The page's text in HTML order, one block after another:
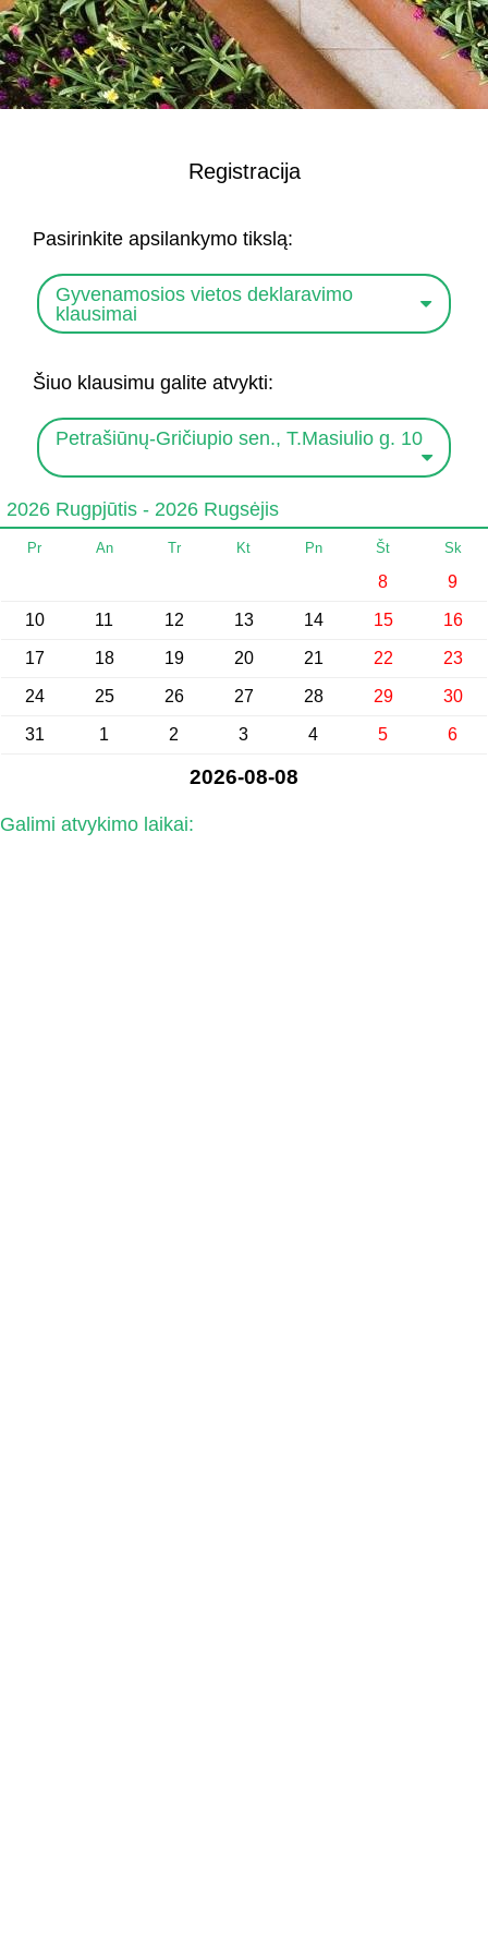
Registracija
Pasirinkite apsilankymo tikslą:
Gyvenamosios vietos deklaravimo
klausimai
Šiuo klausimu galite atvykti:
Petrašiūnų-Gričiupio sen., T.Masiulio g. 10
2026 Rugpjūtis - 2026 Rugsėjis
Pr An Tr Kt Pn Št Sk
8 9
10 11 12 13 14 15 16
17 18 19 20 21 22 23
24 25 26 27 28 29 30
31 1 2 3 4 5 6
2026-08-08
Galimi atvykimo laikai: